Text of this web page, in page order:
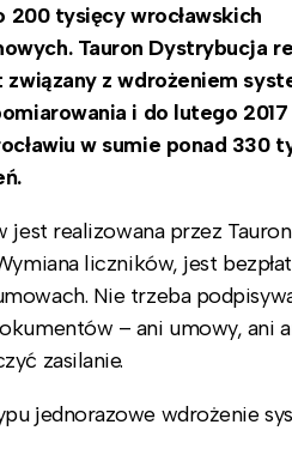
200 tysięcy wrocławskich
Tauron Dystrybucja
z wdrożeniem
i do lutego 2017
w sumie ponad 330
jest realizowana przez
liczników, jest
Nie trzeba
– ani umowy, ani
zasilanie.
jednorazowe wdrożenie